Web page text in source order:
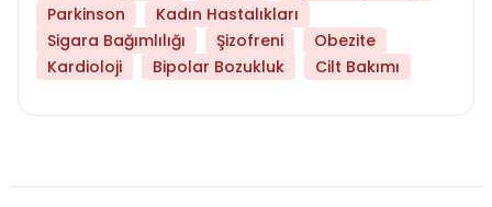
Parkinson
Kadın Hastalıkları
Sigara Bağımlılığı
Şizofreni
Obezite
Kardioloji
Bipolar Bozukluk Cilt Bakımı